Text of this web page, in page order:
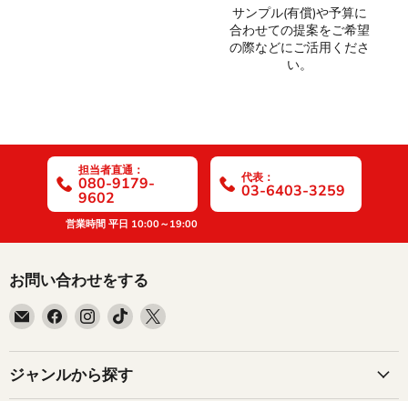
サンプル(有償)や予算に
合わせての提案をご希望
の際などにご活用くださ
い。
担当者直通：
080-9179-
9602
代表：
03-6403-3259
営業時間 平日 10:00～19:00
お問い合わせをする
E
ー
ル
Facebook
見
つ
Instagram
見
つ
TikTok
見
つ
X
見
ジャンルから探す